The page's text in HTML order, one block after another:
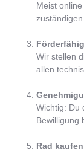
Meist
Wir stellen
allen
Wichtig: Du
Bewilligung
Rad